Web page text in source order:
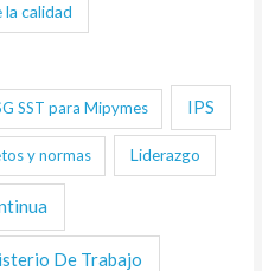
calidad
SST para Mipymes IPS
y normas Liderazgo
De Trabajo